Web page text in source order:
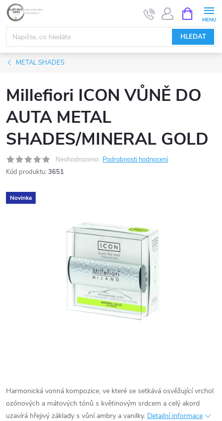
Přejít
obsah
HLEDAT
NÁKUPNÍ
KOŠÍK
METAL SHADES
Millefiori ICON VŮNĚ DO
AUTA METAL
SHADES/MINERAL GOLD
Neohodnoceno Podrobnosti hodnocení
Kód produktu: 3651
Novinka
Harmonická vonná kompozice, ve které se setkává osvěžující vrchol
ozónových a mátových tónů s květinovým srdcem a celý akord
uzavírá hřejivý základy s vůní ambry a vanilky. Detailní informace